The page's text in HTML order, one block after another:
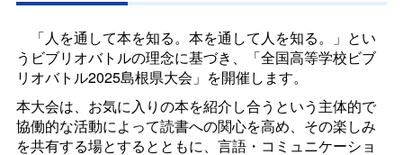
「人を通して本を知る。本を通して人を知る。」とい
うビブリオバトルの理念に基づき、「全国高等学校ビブ
リオバトル2025島根県大会」を開催します。
本大会は、お気に入りの本を紹介し合うという主体的で
協働的な活動によって読書への関心を高め、その楽しみ
を共有する場とするとともに、言語・コミュニケーショ